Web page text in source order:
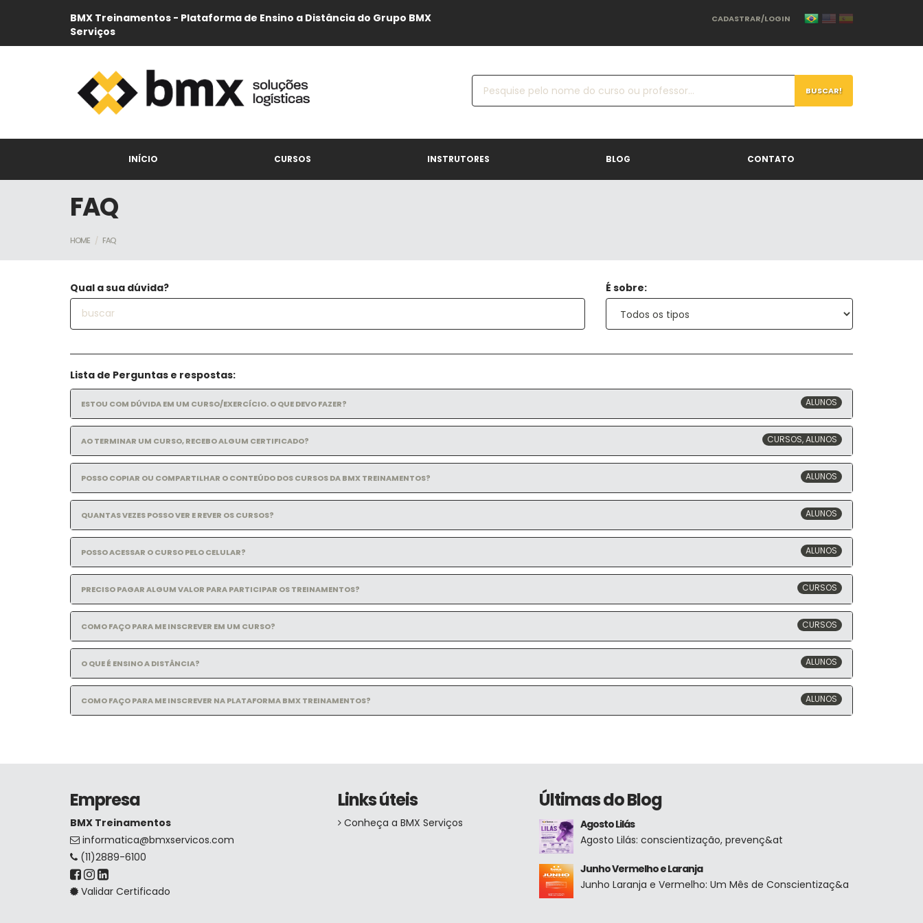
BMX Treinamentos - Plataforma de Ensino a Distância do Grupo BMX
Serviços
CADASTRAR/LOGIN
BUSCAR!
INÍCIO CURSOS INSTRUTORES BLOG CONTATO
FAQ
HOME FAQ
Qual a sua dúvida? É sobre:
Lista de Perguntas e respostas:
ESTOU COM DÚVIDA EM UM CURSO/EXERCÍCIO. O QUE DEVO FAZER? ALUNOS
AO TERMINAR UM CURSO, RECEBO ALGUM CERTIFICADO? CURSOS, ALUNOS
POSSO COPIAR OU COMPARTILHAR O CONTEÚDO DOS CURSOS DA BMX TREINAMENTOS? ALUNOS
QUANTAS VEZES POSSO VER E REVER OS CURSOS? ALUNOS
POSSO ACESSAR O CURSO PELO CELULAR? ALUNOS
PRECISO PAGAR ALGUM VALOR PARA PARTICIPAR OS TREINAMENTOS? CURSOS
COMO FAÇO PARA ME INSCREVER EM UM CURSO? CURSOS
O QUE É ENSINO A DISTÂNCIA? ALUNOS
COMO FAÇO PARA ME INSCREVER NA PLATAFORMA BMX TREINAMENTOS? ALUNOS
Empresa
BMX Treinamentos
informatica@bmxservicos.com
(11)2889-6100
Validar Certificado
Links úteis
Conheça a BMX Serviços
Últimas do Blog
Agosto Lilás
Agosto Lilás: conscientização, prevenç&at
Junho Vermelho e Laranja
Junho Laranja e Vermelho: Um Mês de Conscientizaç&a